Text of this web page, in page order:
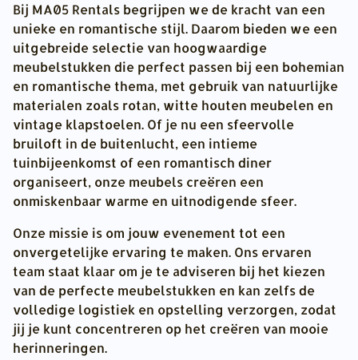
Bij MA05 Rentals begrijpen we de kracht van een
unieke en romantische stijl. Daarom bieden we een
uitgebreide selectie van hoogwaardige
meubelstukken die perfect passen bij een bohemian
en romantische thema, met gebruik van natuurlijke
materialen zoals rotan, witte houten meubelen en
vintage klapstoelen. Of je nu een sfeervolle
bruiloft in de buitenlucht, een intieme
tuinbijeenkomst of een romantisch diner
organiseert, onze meubels creëren een
onmiskenbaar warme en uitnodigende sfeer.
Onze missie is om jouw evenement tot een
onvergetelijke ervaring te maken. Ons ervaren
team staat klaar om je te adviseren bij het kiezen
van de perfecte meubelstukken en kan zelfs de
volledige logistiek en opstelling verzorgen, zodat
jij je kunt concentreren op het creëren van mooie
herinneringen.